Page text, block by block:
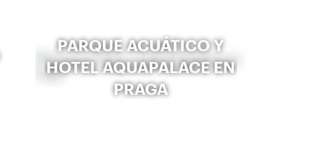
PARQUE ACUÁTICO Y
HOTEL AQUAPALACE EN
PRAGA